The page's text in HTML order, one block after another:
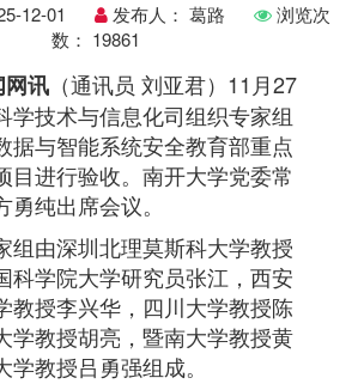
12-01 发布人： 葛路
浏览次
数： 19861
讯 （通讯员 刘亚君）11月27
学技术与信息化司组织专家组
据与智能系统安全教育部重点
目进行验收。南开大学党委常
纯出席会议。
由深圳北理莫斯科大学教授
科学院大学研究员张江，西安
教授李兴华，四川大学教授陈
学教授胡亮，暨南大学教授黄
学教授吕勇强组成。